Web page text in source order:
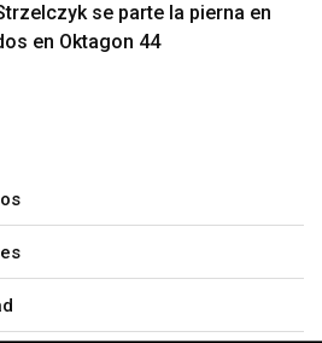
se parte la pierna en
en Oktagon 44